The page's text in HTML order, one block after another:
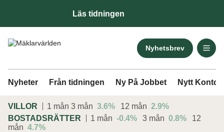
Läs tidningen
Nyhetsbrev
Nyheter Från tidningen Ny På Jobbet Nytt Kontor
VILLOR 1 mån 3 mån 3.6% 12 mån 2.9%
BOSTADSRÄTTER
1 mån -0.4% 3 mån 0.8%
12
mån 4.7%